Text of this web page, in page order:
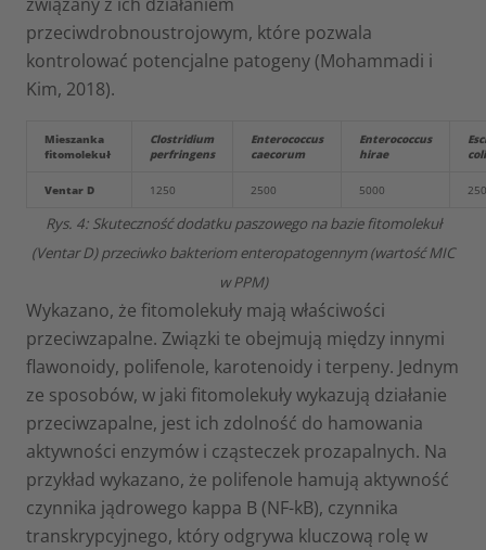
przeciwdrobnoustrojowym, które pozwala
kontrolować potencjalne patogeny (Mohammadi i
Kim, 2018).
Mieszanka
fitomolekuł
Clostridium
perfringens
Enterococcus
caecorum
Enterococcus
hirae
coli
Ventar D 1250 2500 5000
Rys. 4: Skuteczność dodatku paszowego na bazie fitomolekuł
(Ventar D) przeciwko bakteriom enteropatogennym (wartość MIC
w PPM)
Wykazano, że fitomolekuły mają właściwości
przeciwzapalne. Związki te obejmują między innymi
flawonoidy, polifenole, karotenoidy i terpeny. Jednym
ze sposobów, w jaki fitomolekuły wykazują działanie
przeciwzapalne, jest ich zdolność do hamowania
aktywności enzymów i cząsteczek prozapalnych. Na
przykład wykazano, że polifenole hamują aktywność
czynnika jądrowego kappa B (NF-kB), czynnika
transkrypcyjnego, który odgrywa kluczową rolę w